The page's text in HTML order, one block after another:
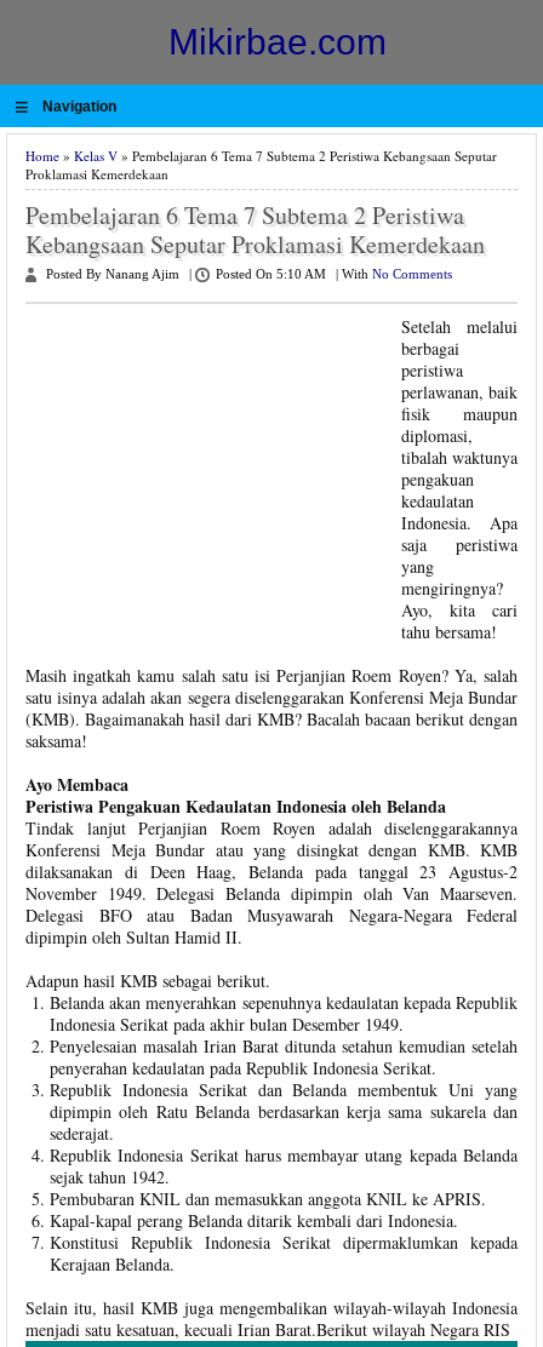
Mikirbae.com
≡ Navigation
Home » Kelas V » Pembelajaran 6 Tema 7 Subtema 2 Peristiwa Kebangsaan Seputar
Proklamasi Kemerdekaan
Pembelajaran 6 Tema 7 Subtema 2 Peristiwa
Kebangsaan Seputar Proklamasi Kemerdekaan
Posted By Nanang Ajim Posted On 5:10 AM With No Comments
Setelah melalui
berbagai
peristiwa
perlawanan, baik
fisik maupun
diplomasi,
tibalah waktunya
pengakuan
kedaulatan
Indonesia. Apa
saja peristiwa
yang
mengiringnya?
Ayo, kita cari
tahu bersama!
Masih ingatkah kamu salah satu isi Perjanjian Roem Royen? Ya, salah
satu isinya adalah akan segera diselenggarakan Konferensi Meja Bundar
(KMB). Bagaimanakah hasil dari KMB? Bacalah bacaan berikut dengan
saksama!
Ayo Membaca
Peristiwa Pengakuan Kedaulatan Indonesia oleh Belanda
Tindak lanjut Perjanjian Roem Royen adalah diselenggarakannya
Konferensi Meja Bundar atau yang disingkat dengan KMB. KMB
dilaksanakan di Deen Haag, Belanda pada tanggal 23 Agustus-2
November 1949. Delegasi Belanda dipimpin olah Van Maarseven.
Delegasi BFO atau Badan Musyawarah Negara-Negara Federal
dipimpin oleh Sultan Hamid II.
Adapun hasil KMB sebagai berikut.
Belanda akan menyerahkan sepenuhnya kedaulatan kepada Republik
Indonesia Serikat pada akhir bulan Desember 1949.
Penyelesaian masalah Irian Barat ditunda setahun kemudian setelah
penyerahan kedaulatan pada Republik Indonesia Serikat.
Republik Indonesia Serikat dan Belanda membentuk Uni yang
dipimpin oleh Ratu Belanda berdasarkan kerja sama sukarela dan
sederajat.
Republik Indonesia Serikat harus membayar utang kepada Belanda
sejak tahun 1942.
Pembubaran KNIL dan memasukkan anggota KNIL ke APRIS.
Kapal-kapal perang Belanda ditarik kembali dari Indonesia.
Konstitusi Republik Indonesia Serikat dipermaklumkan kepada
Kerajaan Belanda.
Selain itu, hasil KMB juga mengembalikan wilayah-wilayah Indonesia
menjadi satu kesatuan, kecuali Irian Barat.Berikut wilayah Negara RIS